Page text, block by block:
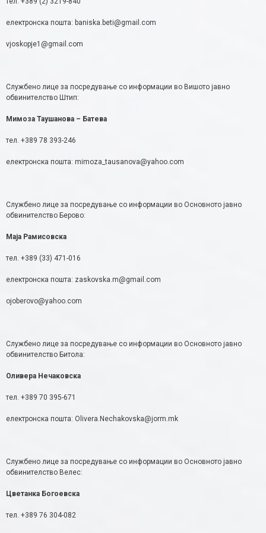
електронска пошта: baniska.beti@gmail.com
vjoskopje1@gmail.com
Службено лице за посредување со информации во Вишото јавно
обвинителство Штип:
Мимоза Таушанова – Батева
тел. +389 78 393-246
електронска пошта: mimoza_tausanova@yahoo.com
Службено лице за посредување со информации во Основното јавно
обвинителство Берово:
Маја Рамисовска
тел. +389 (33) 471-016
електронска пошта: zaskovska.m@gmail.com
ojoberovo@yahoo.com
Службено лице за посредување со информации во Основното јавно
обвинителство Битола:
Оливера Нечаковска
тел. +389 70 395-671
електронска пошта: Olivera.Nechakovska@jorm.mk
Службено лице за посредување со информации во Основното јавно
обвинителство Велес:
Цветанка Богоевска
тел. +389 76 304-082